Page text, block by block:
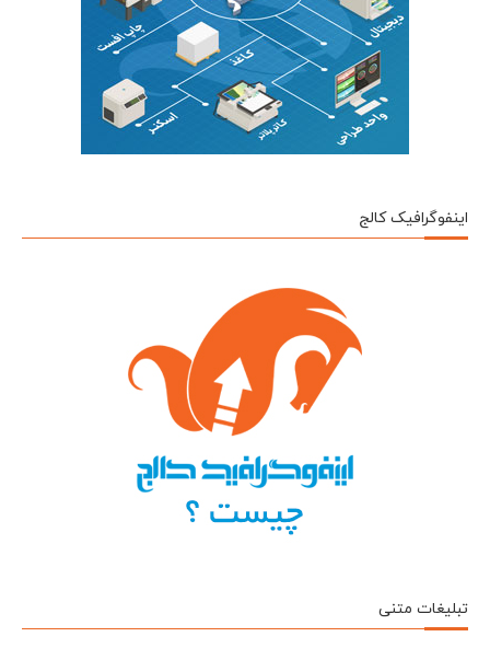
اینفوگرافیک کالج
تبلیغات متنی